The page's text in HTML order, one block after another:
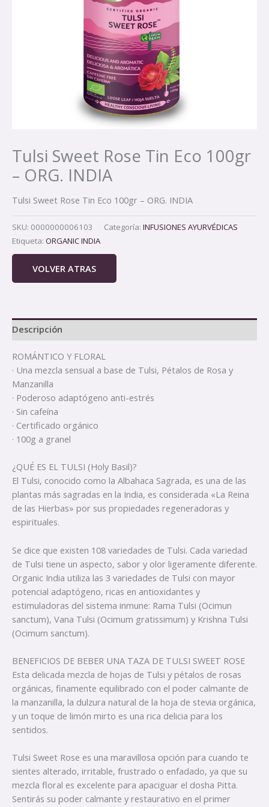
Tulsi Sweet Rose Tin Eco 100gr
– ORG. INDIA
Tulsi Sweet Rose Tin Eco 100gr – ORG. INDIA
SKU: 0000000006103 Categoría: INFUSIONES AYURVÉDICAS
Etiqueta: ORGANIC INDIA
VOLVER ATRAS
Descripción
ROMÁNTICO Y FLORAL
· Una mezcla sensual a base de Tulsi, Pétalos de Rosa y
Manzanilla
· Poderoso adaptógeno anti-estrés
· Sin cafeína
· Certificado orgánico
· 100g a granel
¿QUÉ ES EL TULSI (Holy Basil)?
El Tulsi, conocido como la Albahaca Sagrada, es una de las
plantas más sagradas en la India, es considerada «La Reina
de las Hierbas» por sus propiedades regeneradoras y
espirituales.
Se dice que existen 108 variedades de Tulsi. Cada variedad
de Tulsi tiene un aspecto, sabor y olor ligeramente diferente.
Organic India utiliza las 3 variedades de Tulsi con mayor
potencial adaptógeno, ricas en antioxidantes y
estimuladoras del sistema inmune: Rama Tulsi (Ocimun
sanctum), Vana Tulsi (Ocimum gratissimum) y Krishna Tulsi
(Ocimum sanctum).
BENEFICIOS DE BEBER UNA TAZA DE TULSI SWEET ROSE
Esta delicada mezcla de hojas de Tulsi y pétalos de rosas
orgánicas, finamente equilibrado con el poder calmante de
la manzanilla, la dulzura natural de la hoja de stevia orgánica,
y un toque de limón mirto es una rica delicia para los
sentidos.
Tulsi Sweet Rose es una maravillosa opción para cuando te
sientes alterado, irritable, frustrado o enfadado, ya que su
mezcla floral es excelente para apaciguar el dosha Pitta.
Sentirás su poder calmante y restaurativo en el primer